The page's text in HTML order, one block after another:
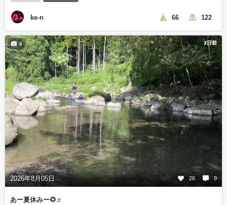
ke-n 66 122
3日前
2026年8月05日 26 9
6
あー夏休みー🌻♬